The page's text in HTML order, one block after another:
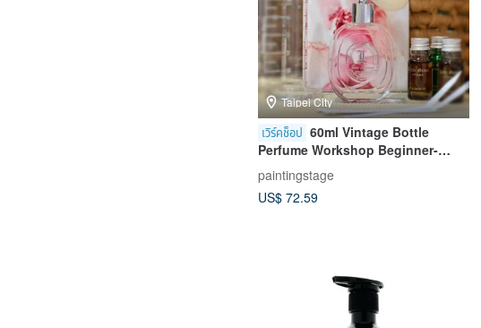
Taipei City
เวิร์คช็อป 60ml Vintage Bottle
Perfume Workshop Beginner-
Friendly Mon, Thu, Sun
Appointments Available (Groups
of 1 welcome)
paintingstage
US$ 72.59